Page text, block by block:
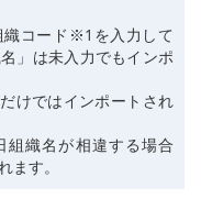
織コード※1を入力して
」は未入力でもインポ
けではインポートされ
織名が相違する場合
ます。